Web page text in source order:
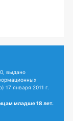
выдано
17 января 2011 г.
младше 18 лет.